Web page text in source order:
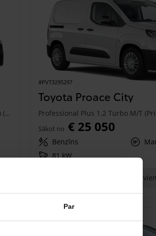
Par
Professional Plus 1.2 Turbo M/T (Priekšējā piedziņa) (81 kW)
#PVT3295297
Toyota Proace City
Sākot no € 25 050
Benzīns
81 kW